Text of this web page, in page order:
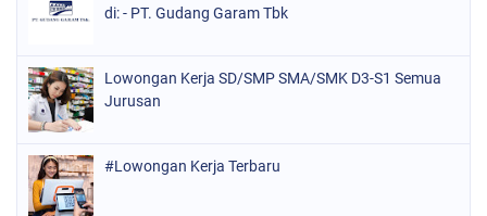
di: - PT. Gudang Garam Tbk
Lowongan Kerja SD/SMP SMA/SMK D3-S1 Semua
Jurusan
#Lowongan Kerja Terbaru